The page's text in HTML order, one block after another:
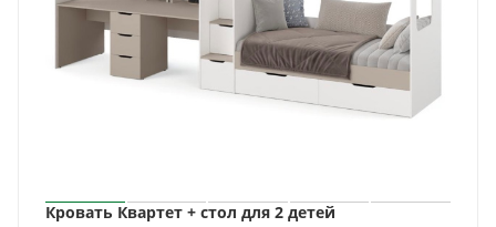
Кровать Квартет + стол для 2 детей